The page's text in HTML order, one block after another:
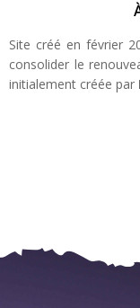
Site créé en février
consolider le
initialement créée par